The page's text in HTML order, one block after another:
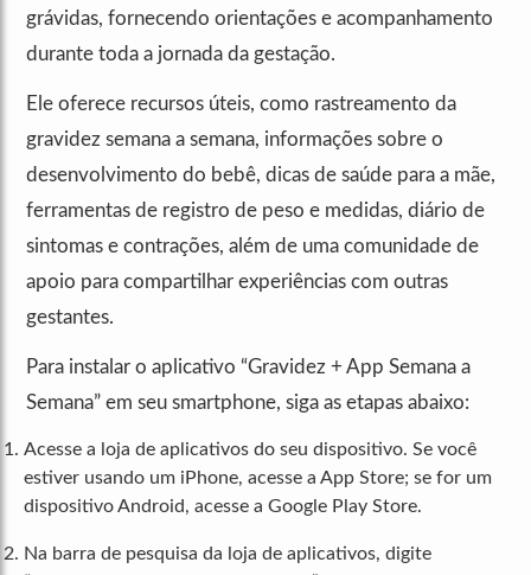
grávidas, fornecendo orientações e acompanhamento
durante toda a jornada da gestação.
Ele oferece recursos úteis, como rastreamento da
gravidez semana a semana, informações sobre o
desenvolvimento do bebê, dicas de saúde para a mãe,
ferramentas de registro de peso e medidas, diário de
sintomas e contrações, além de uma comunidade de
apoio para compartilhar experiências com outras
gestantes.
Para instalar o aplicativo “Gravidez + App Semana a
Semana” em seu smartphone, siga as etapas abaixo:
Acesse a loja de aplicativos do seu dispositivo. Se você
estiver usando um iPhone, acesse a App Store; se for um
dispositivo Android, acesse a Google Play Store.
Na barra de pesquisa da loja de aplicativos, digite